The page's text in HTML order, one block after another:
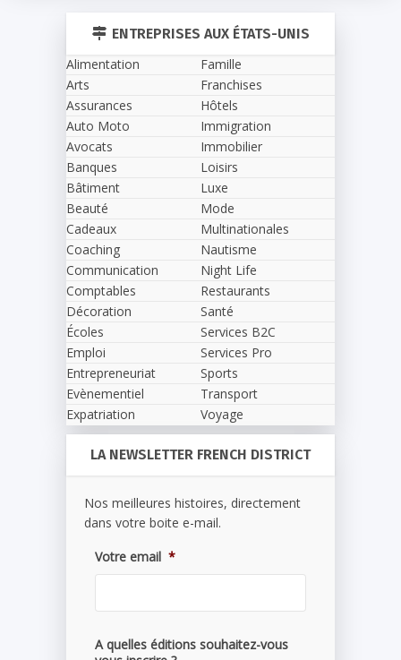
ENTREPRISES AUX ÉTATS-UNIS
Alimentation
Arts
Assurances
Auto Moto
Avocats
Banques
Bâtiment
Beauté
Cadeaux
Coaching
Communication
Comptables
Décoration
Écoles
Emploi
Entrepreneuriat
Evènementiel
Expatriation
Famille
Franchises
Hôtels
Immigration
Immobilier
Loisirs
Luxe
Mode
Multinationales
Nautisme
Night Life
Restaurants
Santé
Services B2C
Services Pro
Sports
Transport
Voyage
LA NEWSLETTER FRENCH DISTRICT
Nos meilleures histoires, directement
dans votre boite e-mail.
Votre email *
A quelles éditions souhaitez-vous